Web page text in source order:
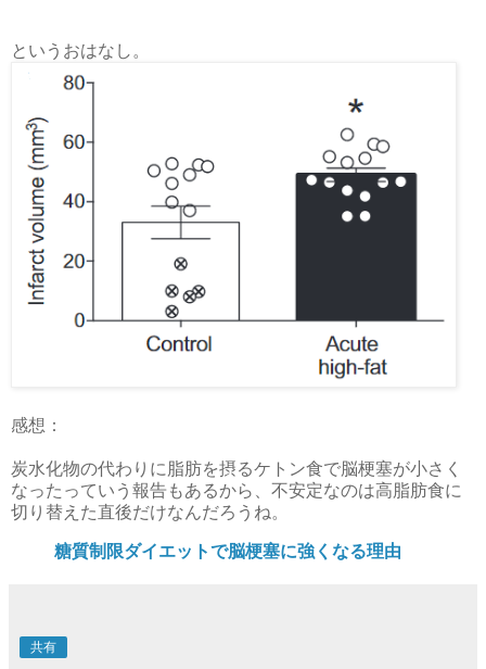
というおはなし。
感想：
炭水化物の代わりに脂肪を摂るケトン食で脳梗塞が小さく
なったっていう報告もあるから、不安定なのは高脂肪食に
切り替えた直後だけなんだろうね。
糖質制限ダイエットで脳梗塞に強くなる理由
共有